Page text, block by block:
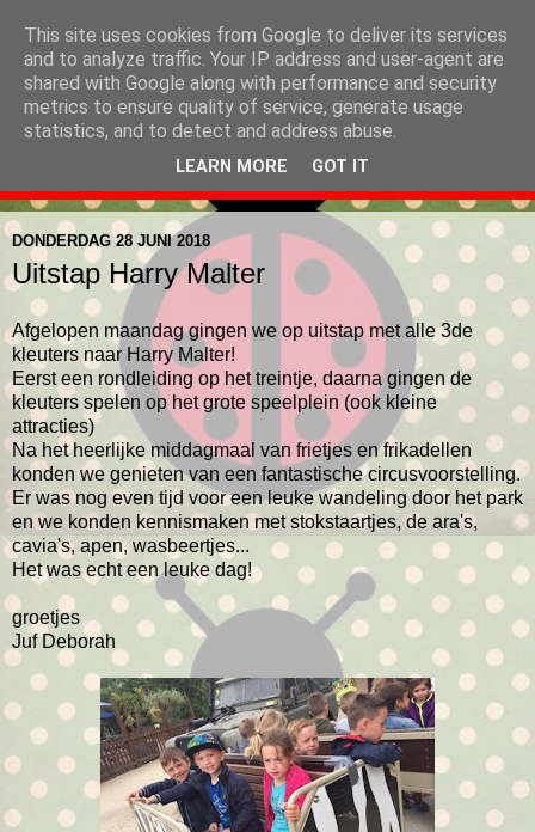
Pimpampoenklas, 3e
kleuter juf Deborah en juf
DONDERDAG 28 JUNI 2018
Uitstap Harry Malter
Afgelopen maandag gingen we op uitstap met alle 3de
kleuters naar Harry Malter!
Eerst een rondleiding op het treintje, daarna gingen de
kleuters spelen op het grote speelplein (ook kleine
attracties)
Na het heerlijke middagmaal van frietjes en frikadellen
konden we genieten van een fantastische circusvoorstelling.
Er was nog even tijd voor een leuke wandeling door het park
en we konden kennismaken met stokstaartjes, de ara's,
cavia's, apen, wasbeertjes...
Het was echt een leuke dag!
groetjes
Juf Deborah
This site uses cookies from Google to deliver its services
and to analyze traffic. Your IP address and user-agent are
shared with Google along with performance and security
metrics to ensure quality of service, generate usage
statistics, and to detect and address abuse.
LEARN MORE GOT IT